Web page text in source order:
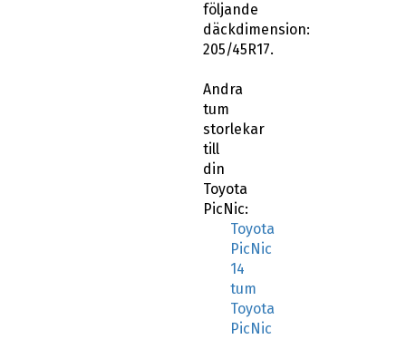
följande
däckdimension:
205/45R17.
Andra
tum
storlekar
till
din
Toyota
PicNic:
Toyota
PicNic
14
tum
Toyota
PicNic